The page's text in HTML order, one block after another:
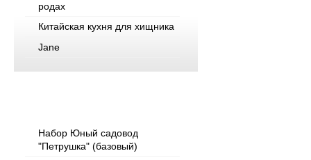
родах
Китайская кухня для хищника
Jane
Набор Юный садовод
"Петрушка" (базовый)